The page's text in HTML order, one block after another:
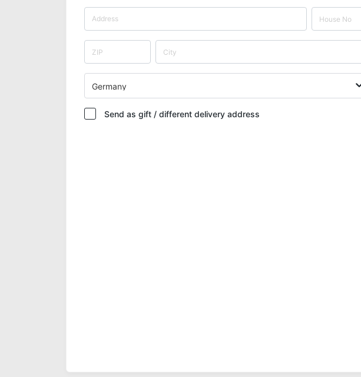
Germany
Send as gift / different delivery address